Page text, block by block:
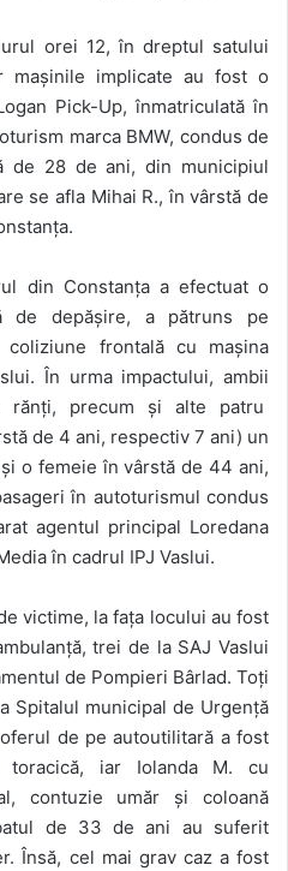
orei 12, în dreptul satului
mașinile implicate au fost o
Pick-Up, înmatriculată în
marca BMW, condus de
de 28 de ani, din municipiul
se afla Mihai R., în vârstă de
din Constanța a efectuat o
de depășire, a pătruns pe
frontală cu mașina
În urma impactului, ambii
rănți, precum și alte patru
de 4 ani, respectiv 7 ani) un
o femeie în vârstă de 44 ani,
în autoturismul condus
agentul principal Loredana
în cadrul IPJ Vaslui.
victime, la fața locului au fost
trei de la SAJ Vaslui
de Pompieri Bârlad. Toți
Spitalul municipal de Urgență
de pe autoutilitară a fost
toracică, iar Iolanda M. cu
contuzie umăr și coloană
de 33 de ani au suferit
Însă, cel mai grav caz a fost